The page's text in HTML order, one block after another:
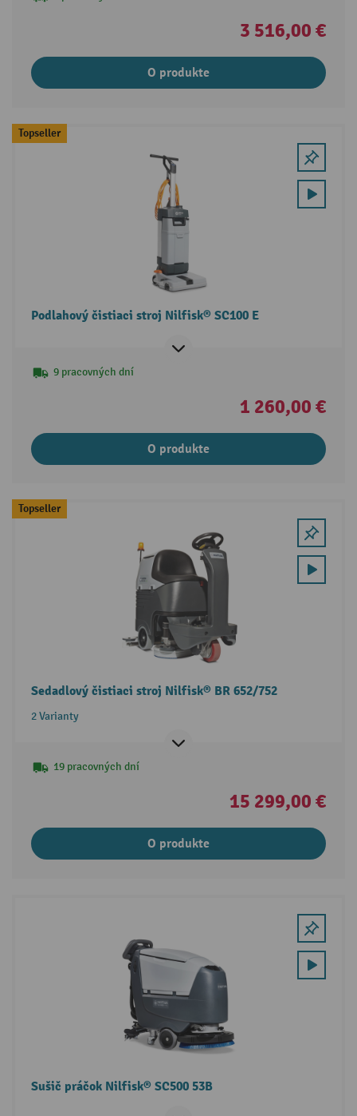
3 516,00 €
O produkte
Topseller
Podlahový čistiaci stroj Nilfisk® SC100 E
9 pracovných dní
1 260,00 €
O produkte
Topseller
Sedadlový čistiaci stroj Nilfisk® BR 652/752
2 Varianty
19 pracovných dní
15 299,00 €
O produkte
Sušič práčok Nilfisk® SC500 53B